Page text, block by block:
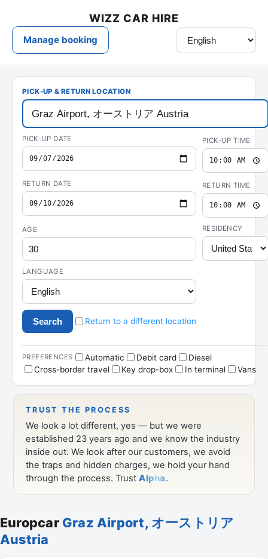
Europcar Graz Airport, オーストリア
Austria